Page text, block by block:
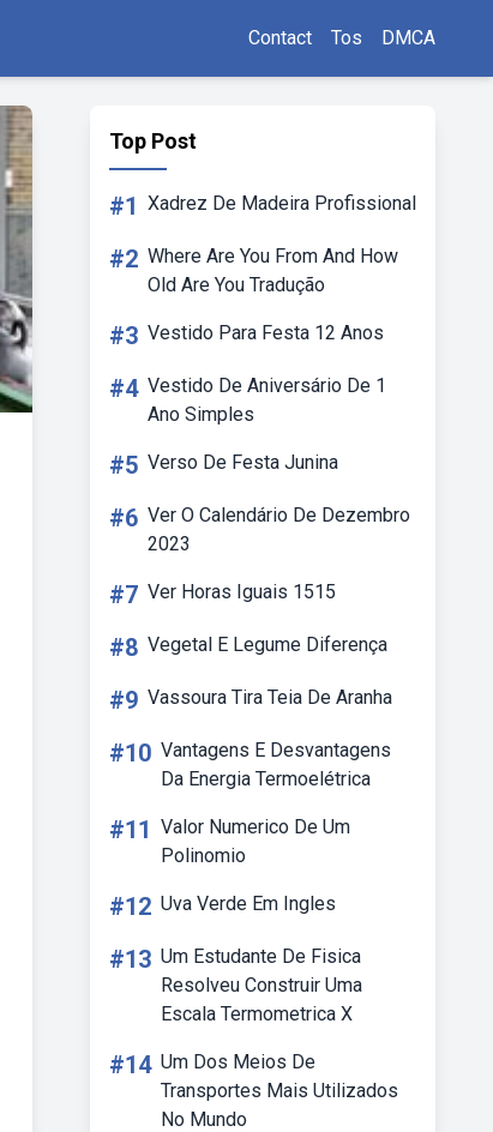
Contact Tos DMCA
Top Post
#1 Xadrez De Madeira Profissional
#2 Where Are You From And How
Old Are You Tradução
#3 Vestido Para Festa 12 Anos
#4 Vestido De Aniversário De 1
Ano Simples
#5 Verso De Festa Junina
#6 Ver O Calendário De Dezembro
2023
#7 Ver Horas Iguais 1515
#8 Vegetal E Legume Diferença
#9 Vassoura Tira Teia De Aranha
#10 Vantagens E Desvantagens
Da Energia Termoelétrica
#11 Valor Numerico De Um
Polinomio
#12 Uva Verde Em Ingles
#13 Um Estudante De Fisica
Resolveu Construir Uma
Escala Termometrica X
#14 Um Dos Meios De
Transportes Mais Utilizados
No Mundo